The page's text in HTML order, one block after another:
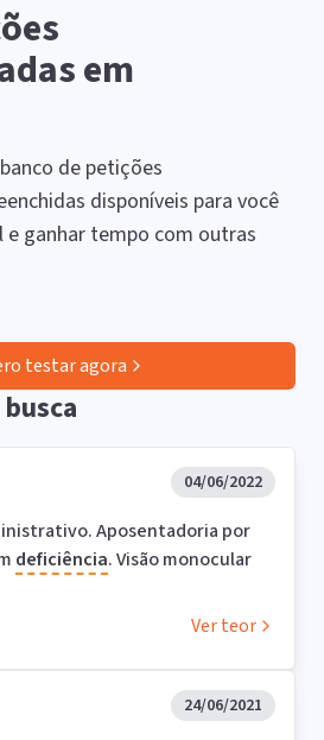
em
de petições
disponíveis para você
e ganhar tempo com outras
testar agora
04/06/2022
Aposentadoria por
deficiência. Visão monocular
Ver teor
24/06/2021